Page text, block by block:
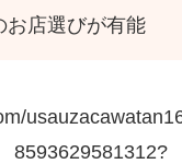
お店選びが有能
8593629581312?